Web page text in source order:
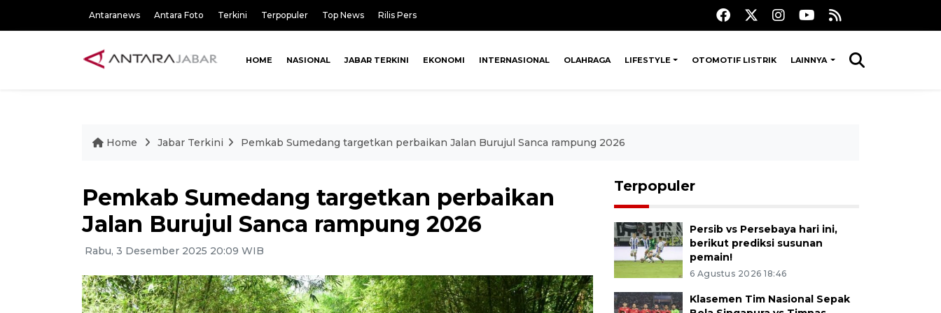
Antaranews Antara Foto Terkini Terpopuler Top News Rilis Pers
HOME NASIONAL JABAR TERKINI EKONOMI INTERNASIONAL OLAHRAGA LIFESTYLE OTOMOTIF LISTRIK LAINNYA
Home Jabar Terkini Pemkab Sumedang targetkan perbaikan Jalan Burujul Sanca rampung 2026
Pemkab Sumedang targetkan perbaikan
Jalan Burujul Sanca rampung 2026
Rabu, 3 Desember 2025 20:09 WIB
Terpopuler
Persib vs Persebaya hari ini,
berikut prediksi susunan
pemain!
6 Agustus 2026 18:46
Klasemen Tim Nasional Sepak